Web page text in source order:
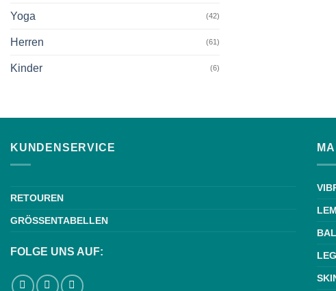
Yoga (42)
Herren (61)
Kinder (6)
KUNDENSERVICE
RETOUREN
GRÖSSENTABELLEN
FOLGE UNS AUF: